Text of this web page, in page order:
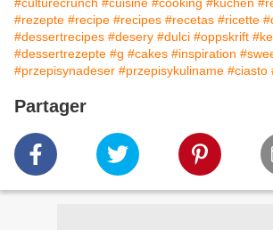
#rezepte #recipe #recipes #recetas #ricette
#dessertrecipes #desery #dulci #oppskrift
#dessertrezepte #g #cakes #inspiration
#przepisynadeser #przepisykuliname #ciasto
Partager